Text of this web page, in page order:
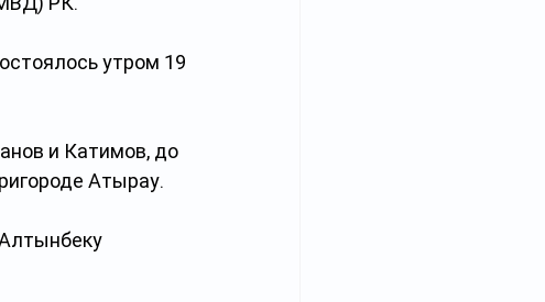
утром 19
и Катимов, до
Атырау.